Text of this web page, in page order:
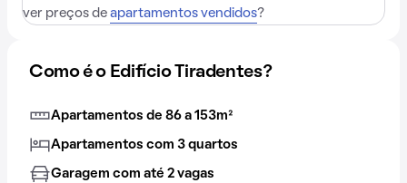
ver preços de apartamentos vendidos?
Como é o Edifício Tiradentes?
Apartamentos de 86 a 153m²
Apartamentos com 3 quartos
Garagem com até 2 vagas